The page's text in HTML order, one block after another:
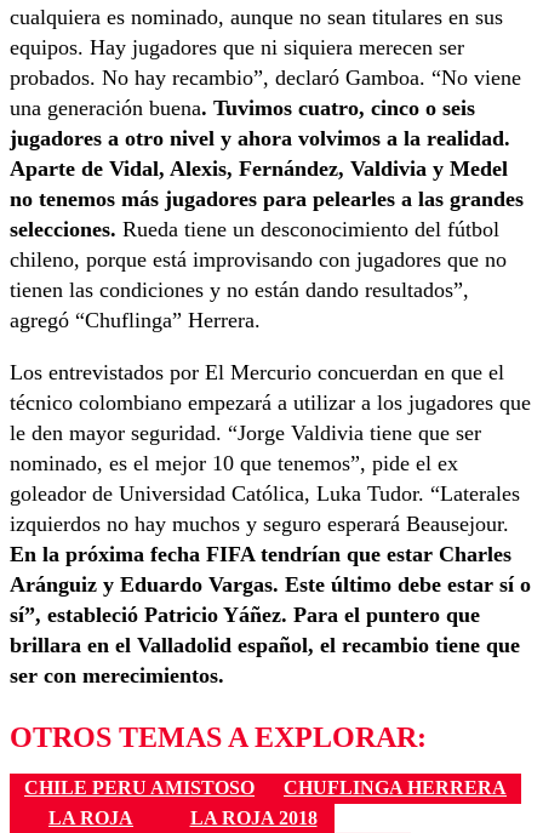
cualquiera es nominado, aunque no sean titulares en sus
equipos. Hay jugadores que ni siquiera merecen ser
probados. No hay recambio”, declaró Gamboa. “No viene
una generación buena. Tuvimos cuatro, cinco o seis
jugadores a otro nivel y ahora volvimos a la realidad.
Aparte de Vidal, Alexis, Fernández, Valdivia y Medel
no tenemos más jugadores para pelearles a las grandes
selecciones. Rueda tiene un desconocimiento del fútbol
chileno, porque está improvisando con jugadores que no
tienen las condiciones y no están dando resultados”,
agregó “Chuflinga” Herrera.
Los entrevistados por El Mercurio concuerdan en que el
técnico colombiano empezará a utilizar a los jugadores que
le den mayor seguridad. “Jorge Valdivia tiene que ser
nominado, es el mejor 10 que tenemos”, pide el ex
goleador de Universidad Católica, Luka Tudor. “Laterales
izquierdos no hay muchos y seguro esperará Beausejour.
En la próxima fecha FIFA tendrían que estar Charles
Aránguiz y Eduardo Vargas. Este último debe estar sí o
sí”, estableció Patricio Yáñez. Para el puntero que
brillara en el Valladolid español, el recambio tiene que
ser con merecimientos.
OTROS TEMAS A EXPLORAR:
CHILE PERU AMISTOSO
CHUFLINGA HERRERA
LA ROJA
LA ROJA 2018